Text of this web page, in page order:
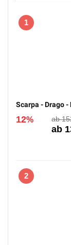
1
Scarpa - Drago
12%
2